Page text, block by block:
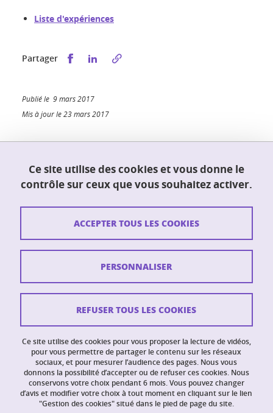
Liste d'expériences
Partager Partager sur Facebook
Partager sur LinkedIn
Publié le 9 mars 2017
Mis à jour le 23 mars 2017
UFR PhITEM (Physique, Ingénierie, Terre,
Environnement, Mécanique)
38400 Saint-Martin-d'Hères
Contact
Mentions légales
Données personnelles
Intranet PhITEM
Gestion des cookies
Ce site utilise des cookies et vous donne le
contrôle sur ceux que vous souhaitez activer.
Ce site utilise des cookies pour vous proposer la lecture de vidéos,
pour vous permettre de partager le contenu sur les réseaux
sociaux, et pour mesurer l’audience des pages. Nous vous
donnons la possibilité d’accepter ou de refuser ces cookies. Nous
conservons votre choix pendant 6 mois. Vous pouvez changer
d’avis et modifier votre choix à tout moment en cliquant sur le lien
"Gestion des cookies" situé dans le pied de page du site.
ACCEPTER TOUS LES COOKIES
REFUSER TOUS LES COOKIES
PERSONNALISER